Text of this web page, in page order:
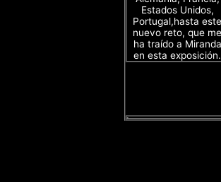
Estados Unidos,
Portugal,hasta este
nuevo reto, que me
ha traído a Miranda
en esta exposición.